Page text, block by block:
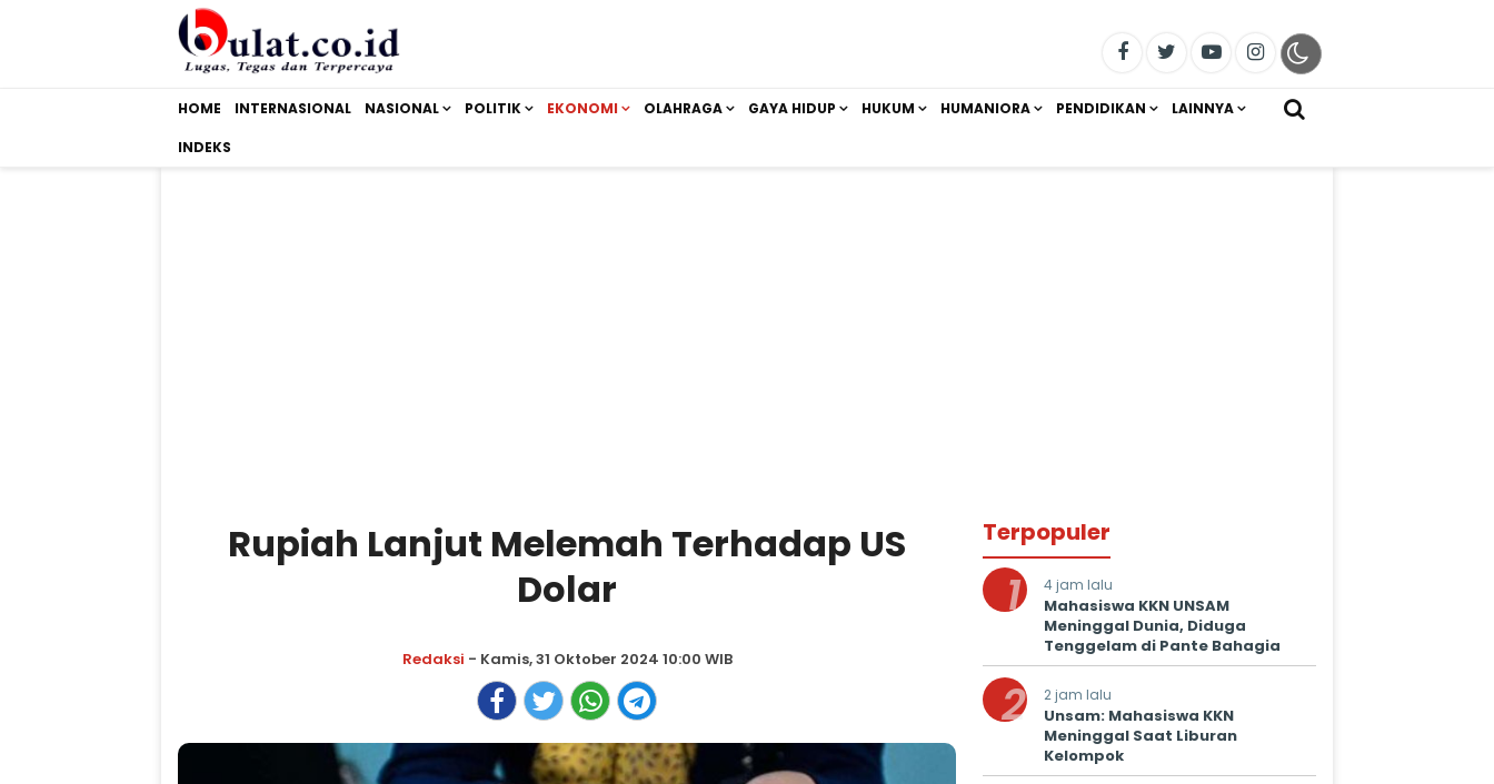
HOME INTERNASIONAL NASIONAL POLITIK EKONOMI OLAHRAGA GAYA HIDUP HUKUM HUMANIORA PENDIDIKAN LAINNYA
INDEKS
Rupiah Lanjut Melemah Terhadap US
Dolar
Redaksi - Kamis, 31 Oktober 2024 10:00 WIB
Terpopuler
1 4 jam lalu
Mahasiswa KKN UNSAM
Meninggal Dunia, Diduga
Tenggelam di Pante Bahagia
2 2 jam lalu
Unsam: Mahasiswa KKN
Meninggal Saat Liburan
Kelompok